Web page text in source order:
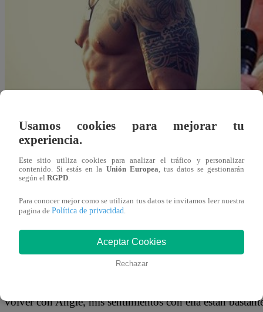
Redacción Latina
con Angie Arizaga, Nicola Porcella salió por fin al
volver con Angie, mis sentimientos con ella están
Usamos cookies para mejorar tu
experiencia.
Este sitio utiliza cookies para analizar el tráfico y personalizar
contenido. Si estás en la Unión Europea, tus datos se gestionarán
según el RGPD.
Para conocer mejor como se utilizan tus datos te invitamos leer nuestra
pagina de Política de privacidad.
Aceptar Cookies
Rechazar